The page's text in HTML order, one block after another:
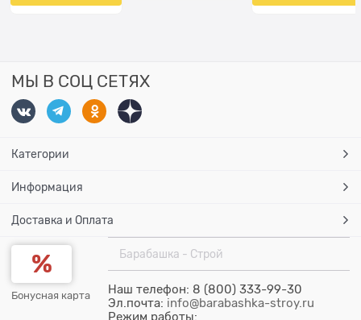
МЫ В СОЦ СЕТЯХ
Категории
Информация
Доставка и Оплата
Бонусная карта
Барабашка - Строй
Наш телефон: 8 (800) 333-99-30
Эл.почта: info@barabashka-stroy.ru
Режим работы: